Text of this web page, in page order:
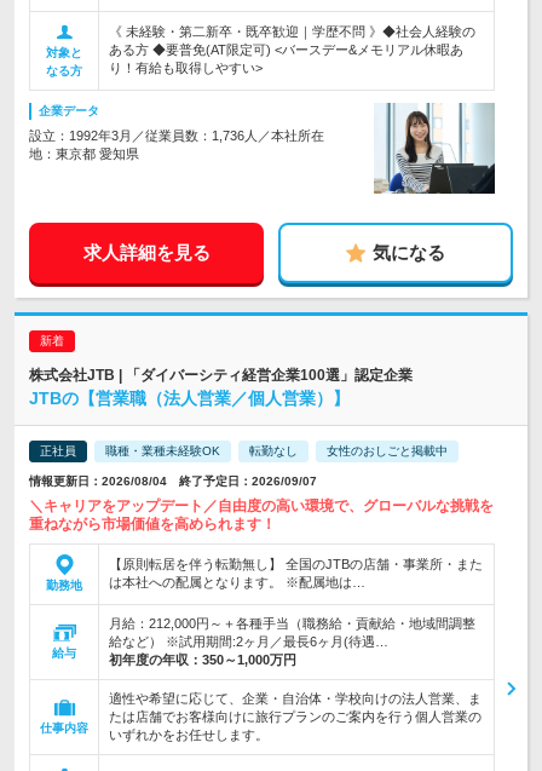
対象と
なる方
《 未経験・第二新卒・既卒歓迎｜学歴不問 》◆社会人経験の
ある方 ◆要普免(AT限定可) <バースデー&メモリアル休暇あ
り！有給も取得しやすい>
企業データ
設立：1992年3月／従業員数：1,736人／本社所在
地：東京都 愛知県
求人詳細を見る 気になる
株式会社JTB | 「ダイバーシティ経営企業100選」認定企業
JTBの【営業職（法人営業／個人営業）】
正社員 職種・業種未経験OK 転勤なし 女性のおしごと掲載中
情報更新日：2026/08/04 終了予定日：2026/09/07
＼キャリアをアップデート／自由度の高い環境で、グローバルな挑戦を
重ねながら市場価値を高められます！
勤務地
【原則転居を伴う転勤無し】 全国のJTBの店舗・事業所・また
は本社への配属となります。 ※配属地は…
給与
月給：212,000円～＋各種手当（職務給・貢献給・地域間調整
給など） ※試用期間:2ヶ月／最長6ヶ月(待遇…
初年度の年収： 350～1,000万円
仕事内容
適性や希望に応じて、企業・自治体・学校向けの法人営業、ま
たは店舗でお客様向けに旅行プランのご案内を行う個人営業の
いずれかをお任せします。